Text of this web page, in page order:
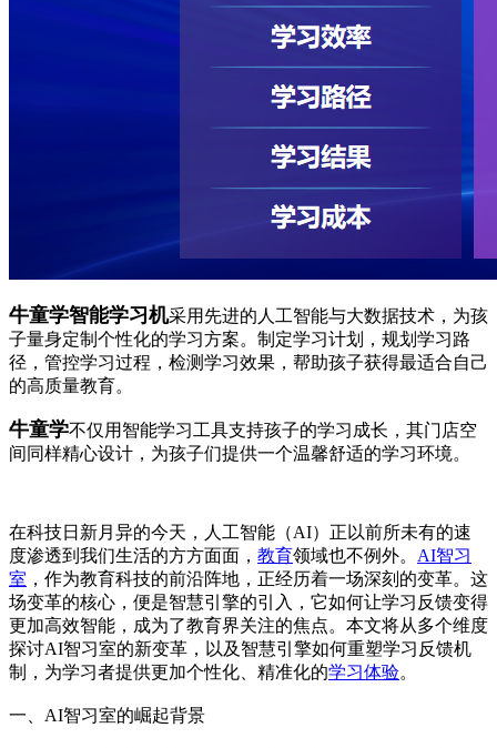
牛童学智能学习机采用先进的人工智能与大数据技术，为孩
子量身定制个性化的学习方案。制定学习计划，规划学习路
径，管控学习过程，检测学习效果，帮助孩子获得最适合自己
的高质量教育。
牛童学不仅用智能学习工具支持孩子的学习成长，其门店空
间同样精心设计，为孩子们提供一个温馨舒适的学习环境。
在科技日新月异的今天，人工智能（AI）正以前所未有的速
度渗透到我们生活的方方面面， 教育领域也不例外。 AI智习
室 ，作为教育科技的前沿阵地，正经历着一场深刻的变革。这
场变革的核心，便是智慧引擎的引入，它如何让学习反馈变得
更加高效智能，成为了教育界关注的焦点。本文将从多个维度
探讨AI智习室的新变革，以及智慧引擎如何重塑学习反馈机
制，为学习者提供更加个性化、精准化的学习体验。
一、AI智习室的崛起背景